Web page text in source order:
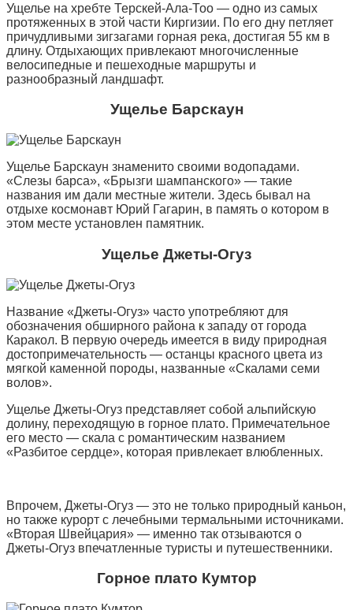
Ущелье на хребте Терскей-Ала-Тоо — одно из самых
протяженных в этой части Киргизии. По его дну петляет
причудливыми зигзагами горная река, достигая 55 км в
длину. Отдыхающих привлекают многочисленные
велосипедные и пешеходные маршруты и
разнообразный ландшафт.
Ущелье Барскаун
Ущелье Барскаун знаменито своими водопадами.
«Слезы барса», «Брызги шампанского» — такие
названия им дали местные жители. Здесь бывал на
отдыхе космонавт Юрий Гагарин, в память о котором в
этом месте установлен памятник.
Ущелье Джеты-Огуз
Название «Джеты-Огуз» часто употребляют для
обозначения обширного района к западу от города
Каракол. В первую очередь имеется в виду природная
достопримечательность — останцы красного цвета из
мягкой каменной породы, названные «Скалами семи
волов».
Ущелье Джеты-Огуз представляет собой альпийскую
долину, переходящую в горное плато. Примечательное
его место — скала с романтическим названием
«Разбитое сердце», которая привлекает влюбленных.
Впрочем, Джеты-Огуз — это не только природный каньон,
но также курорт с лечебными термальными источниками.
«Вторая Швейцария» — именно так отзываются о
Джеты-Огуз впечатленные туристы и путешественники.
Горное плато Кумтор